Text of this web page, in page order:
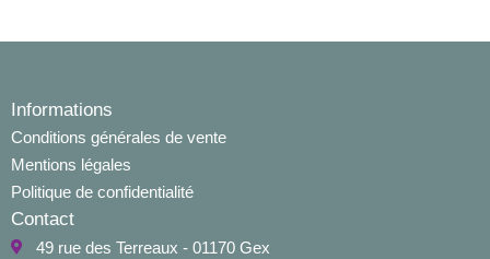
Informations
Conditions générales de vente
Mentions légales
Politique de confidentialité
Contact
49 rue des Terreaux - 01170 Gex